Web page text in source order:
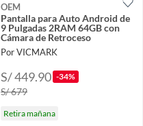
OEM
Pantalla para Auto Android de
9 Pulgadas 2RAM 64GB con
Cámara de Retroceso
Por VICMARK
S/ 449.90 -34%
S/ 679
Retira mañana